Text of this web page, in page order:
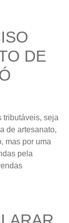
DE
tributáveis, seja
de artesanato,
mas por uma
pela